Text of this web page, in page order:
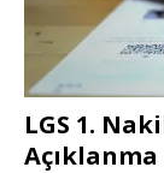
LGS 1.